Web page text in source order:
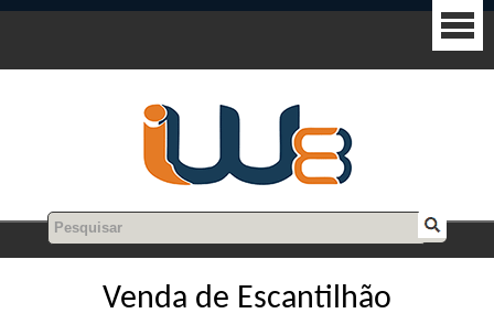
Venda de Escantilhão